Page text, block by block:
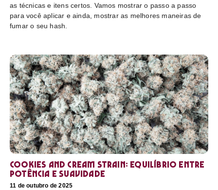
as técnicas e itens certos. Vamos mostrar o passo a passo
para você aplicar e ainda, mostrar as melhores maneiras de
fumar o seu hash.
Cookies and Cream Strain: equilíbrio entre
potência e suavidade
11 de outubro de 2025